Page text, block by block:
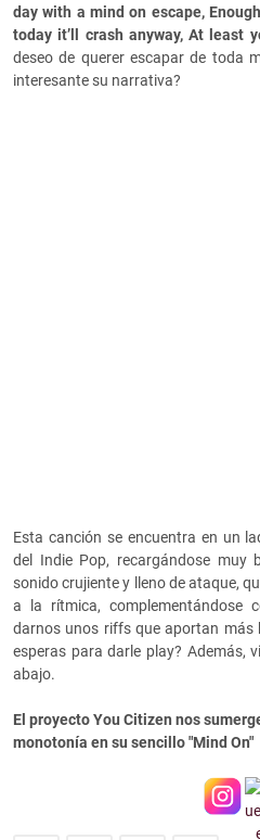
day with a mind on escape,
today it’ll crash anyway, At least
deseo de querer escapar de toda
interesante su narrativa?
Esta canción se encuentra en un
del Indie Pop, recargándose muy
sonido crujiente y lleno de ataque,
a la rítmica, complementándose
darnos unos riffs que aportan más
esperas para darle play? Además,
abajo.
El proyecto You Citizen nos
monotonía en su sencillo "Mind On"